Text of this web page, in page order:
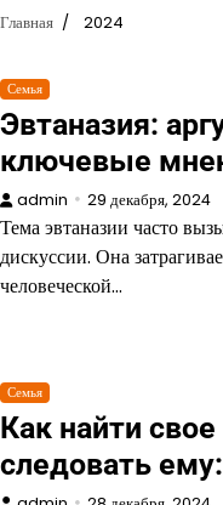
Главная 2024
Семья
Эвтаназия:
ключевые
admin 29 декабря, 2024
Тема эвтаназии часто
дискуссии. Она
человеческой…
Семья
Как найти
следовать